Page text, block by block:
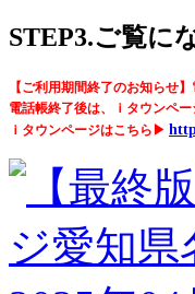
STEP3.ご覧に
【ご利用期間終了のお知らせ
電話帳終了後は、ｉタウンペ
ｉタウンページはこちら▶